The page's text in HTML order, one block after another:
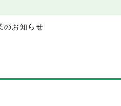
のお知らせ